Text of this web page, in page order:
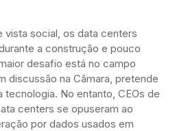
vista social, os data centers
a construção e pouco
desafio está no campo
discussão na Câmara, pretende
No entanto, CEOs de
centers se opuseram ao
por dados usados em